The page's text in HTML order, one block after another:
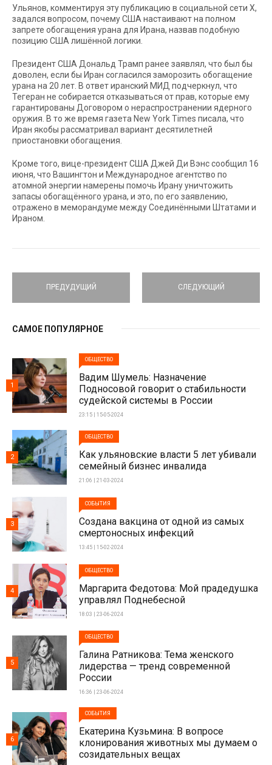
Ульянов, комментируя эту публикацию в социальной сети Х,
задался вопросом, почему США настаивают на полном
запрете обогащения урана для Ирана, назвав подобную
позицию США лишённой логики.
Президент США Дональд Трамп ранее заявлял, что был бы
доволен, если бы Иран согласился заморозить обогащение
урана на 20 лет. В ответ иранский МИД подчеркнул, что
Тегеран не собирается отказываться от прав, которые ему
гарантированы Договором о нераспространении ядерного
оружия. В то же время газета New York Times писала, что
Иран якобы рассматривал вариант десятилетней
приостановки обогащения.
Кроме того, вице-президент США Джей Ди Вэнс сообщил 16
июня, что Вашингтон и Международное агентство по
атомной энергии намерены помочь Ирану уничтожить
запасы обогащённого урана, и это, по его заявлению,
отражено в меморандуме между Соединёнными Штатами и
Ираном.
ПРЕДУДУЩИЙ СЛЕДУЮЩИЙ
САМОЕ ПОПУЛЯРНОЕ
ОБЩЕСТВО
Вадим Шумель: Назначение
Подносовой говорит о стабильности
судейской системы в России
23:15 | 15-05-2024
1
ОБЩЕСТВО
Как ульяновские власти 5 лет убивали
семейный бизнес инвалида
21:06 | 21-03-2024
2
СОБЫТИЯ
Создана вакцина от одной из самых
смертоносных инфекций
13:45 | 15-02-2024
3
ОБЩЕСТВО
Маргарита Федотова: Мой прадедушка
управлял Поднебесной
18:03 | 23-06-2024
4
ОБЩЕСТВО
Галина Ратникова: Тема женского
лидерства — тренд современной
России
16:36 | 23-06-2024
5
СОБЫТИЯ
Екатерина Кузьмина: В вопросе
клонирования животных мы думаем о
созидательных вещах
6